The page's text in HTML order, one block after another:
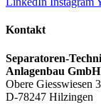
Kontakt
Separatoren-
Anlagenbau GmbH
Obere Giesswiesen
D-78247 Hilzingen